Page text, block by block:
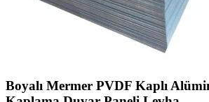
Boyalı Mermer PVDF Kaplı